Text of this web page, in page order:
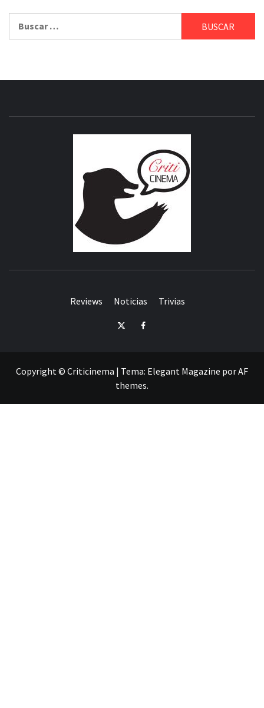
Reviews Noticias Trivias
TwitterFacebook
Copyright © Criticinema | Tema: Elegant Magazine porAF
themes.